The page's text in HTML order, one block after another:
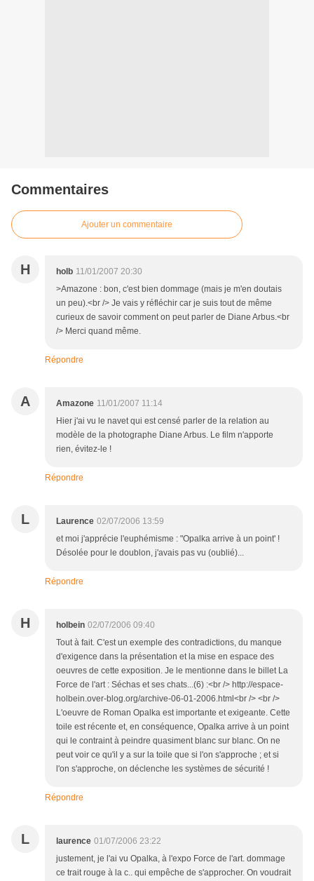
Commentaires
Ajouter un commentaire
H holb 11/01/2007 20:30
>Amazone : bon, c'est bien dommage (mais je m'en doutais
un peu).<br /> Je vais y réfléchir car je suis tout de même
curieux de savoir comment on peut parler de Diane Arbus.<br
/> Merci quand même.
Répondre
A Amazone 11/01/2007 11:14
Hier j'ai vu le navet qui est censé parler de la relation au
modèle de la photographe Diane Arbus. Le film n'apporte
rien, évitez-le !
Répondre
L Laurence 02/07/2006 13:59
et moi j'apprécie l'euphémisme : "Opalka arrive à un point' !
Désolée pour le doublon, j'avais pas vu (oublié)...
Répondre
H holbein 02/07/2006 09:40
Tout à fait. C'est un exemple des contradictions, du manque
d'exigence dans la présentation et la mise en espace des
oeuvres de cette exposition. Je le mentionne dans le billet La
Force de l'art : Séchas et ses chats...(6) :<br /> http://espace-
holbein.over-blog.org/archive-06-01-2006.html<br /> <br />
L'oeuvre de Roman Opalka est importante et exigeante. Cette
toile est récente et, en conséquence, Opalka arrive à un point
qui le contraint à peindre quasiment blanc sur blanc. On ne
peut voir ce qu'il y a sur la toile que si l'on s'approche ; et si
l'on s'approche, on déclenche les systèmes de sécurité !
Répondre
L laurence 01/07/2006 23:22
justement, je l'ai vu Opalka, à l'expo Force de l'art. dommage
ce trait rouge à la c.. qui empêche de s'approcher. On voudrait